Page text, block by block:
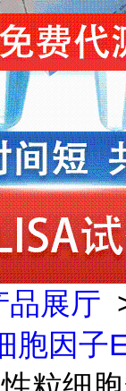
品展厅
胞因子